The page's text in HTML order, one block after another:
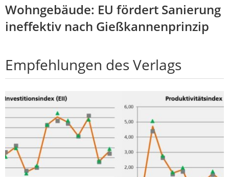
Wohngebäude: EU fördert Sanierung
ineffektiv nach Gießkannenprinzip
Empfehlungen des Verlags